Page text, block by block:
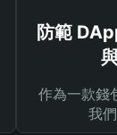
防範
作為一款錢
我